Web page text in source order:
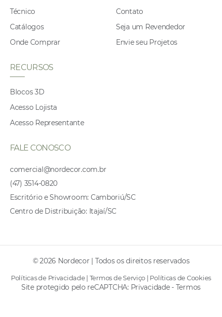
Técnico
Catálogos
Onde Comprar
Contato
Seja um Revendedor
Envie seu Projetos
RECURSOS
Blocos 3D
Acesso Lojista
Acesso Representante
FALE CONOSCO
comercial@nordecor.com.br
(47) 3514-0820
Escritório e Showroom: Camboriú/SC
Centro de Distribuição: Itajaí/SC
© 2026 Nordecor | Todos os direitos reservados
Políticas de Privacidade| Termos de Serviço | Políticas de Cookies
Site protegido pelo reCAPTCHA: Privacidade- Termos